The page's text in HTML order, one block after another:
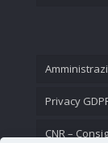
Privacy
CNR –